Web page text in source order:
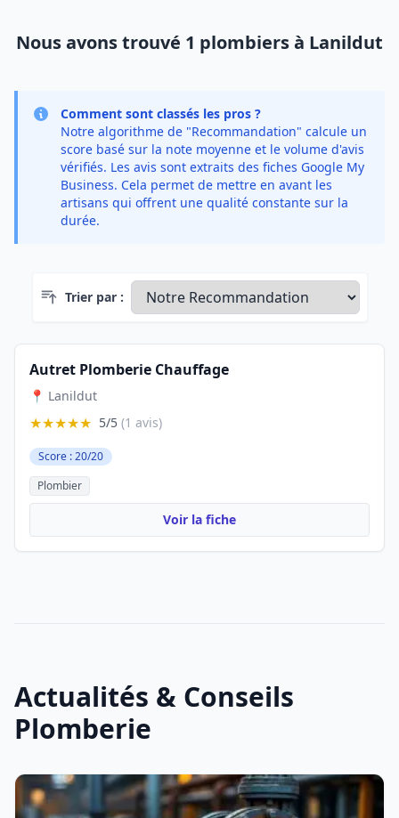
Nous avons trouvé 1 plombiers à Lanildut
Comment sont classés les pros ?
Notre algorithme de "Recommandation" calcule un
score basé sur la note moyenne et le volume d'avis
vérifiés. Les avis sont extraits des fiches Google My
Business. Cela permet de mettre en avant les
artisans qui offrent une qualité constante sur la
durée.
Trier par :
Autret Plomberie Chauffage
📍 Lanildut
★★★★★ 5/5 (1 avis)
Score : 20/20
Plombier
Voir la fiche
Actualités & Conseils
Plomberie